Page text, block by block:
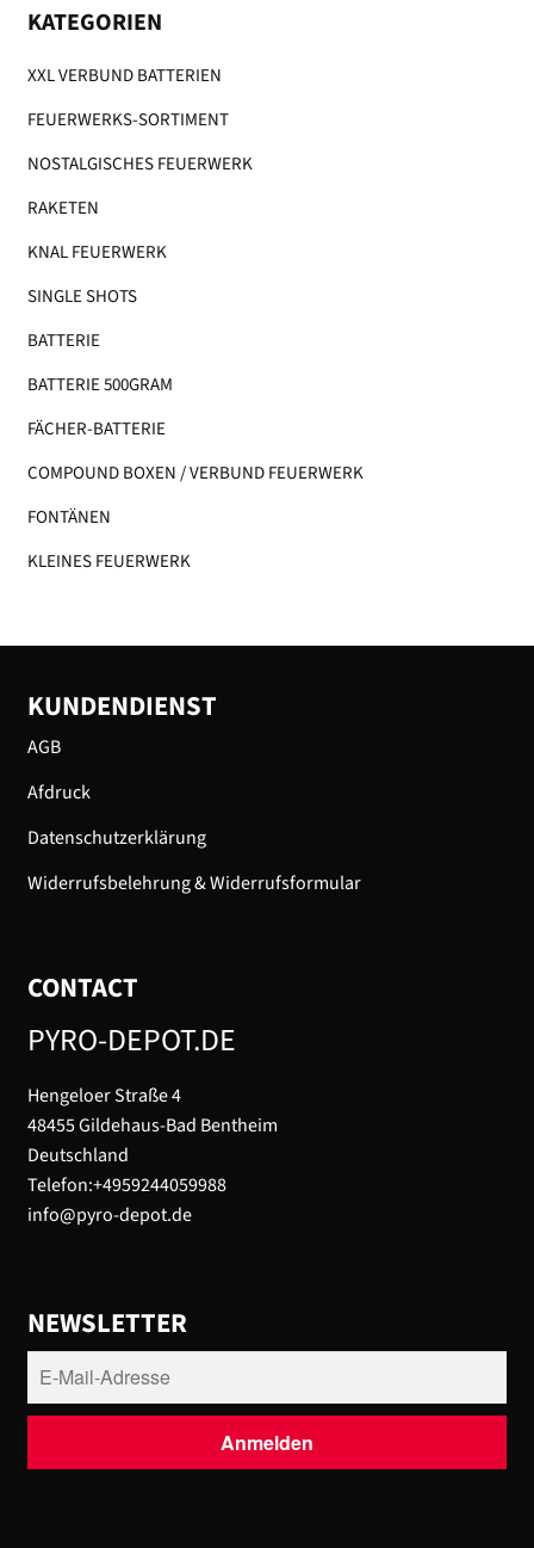
KATEGORIEN
XXL VERBUND BATTERIEN
FEUERWERKS-SORTIMENT
NOSTALGISCHES FEUERWERK
RAKETEN
KNAL FEUERWERK
SINGLE SHOTS
BATTERIE
BATTERIE 500GRAM
FÄCHER-BATTERIE
COMPOUND BOXEN / VERBUND FEUERWERK
FONTÄNEN
KLEINES FEUERWERK​
KUNDENDIENST
AGB
Afdruck
Datenschutzerklärung
Widerrufsbelehrung & Widerrufsformular
CONTACT
PYRO-DEPOT.DE
Hengeloer Straße 4
48455 Gildehaus-Bad Bentheim
Deutschland
Telefon:+4959244059988
info@pyro-depot.de
NEWSLETTER